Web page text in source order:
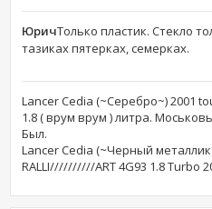
ЮричТолько пластик. Стекло
тазиках пятерках, семерках.
Lancer Cedia (~Серебро~) 2001
1.8 ( врум врум ) литра.
Был.
Lancer Cedia (~Черный
RALLI//////////ART 4G93 1.8 Turbo